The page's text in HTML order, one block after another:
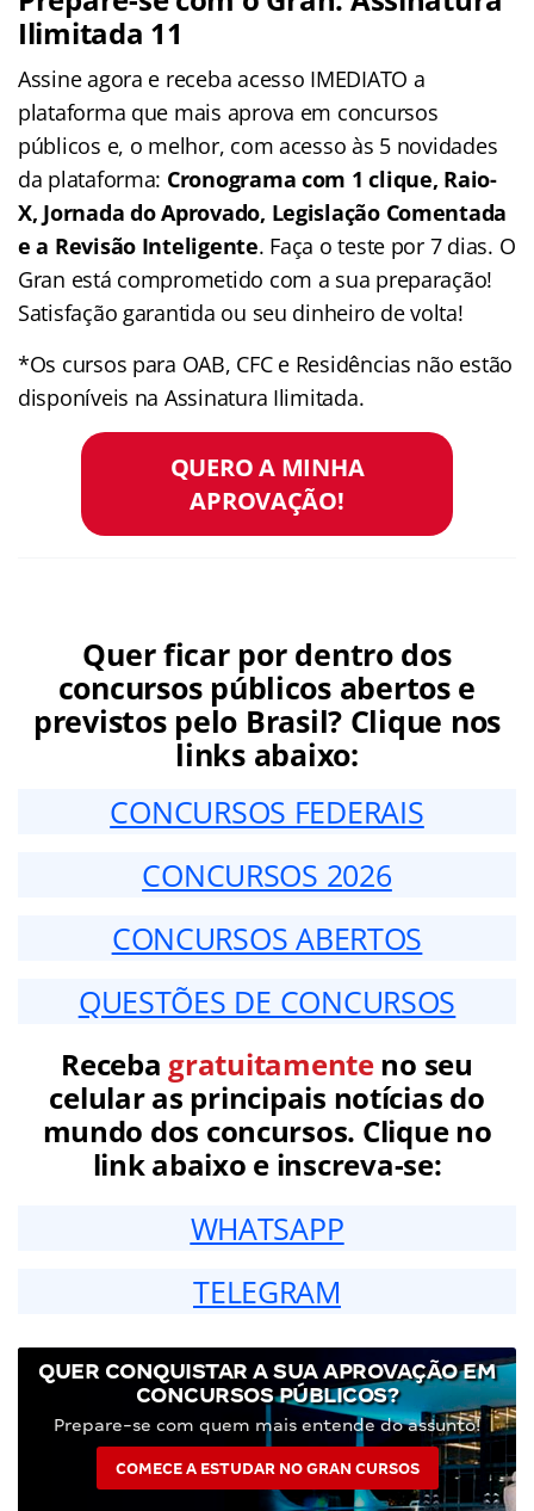
Ilimitada 11
Assine agora e receba acesso IMEDIATO a
plataforma que mais aprova em concursos
públicos e, o melhor, com acesso às 5 novidades
da plataforma: Cronograma com 1 clique, Raio-
X, Jornada do Aprovado, Legislação Comentada
e a Revisão Inteligente. Faça o teste por 7 dias. O
Gran está comprometido com a sua preparação!
Satisfação garantida ou seu dinheiro de volta!
*Os cursos para OAB, CFC e Residências não estão
disponíveis na Assinatura Ilimitada.
QUERO A MINHA
APROVAÇÃO!
Quer ficar por dentro dos
concursos públicos abertos e
previstos pelo Brasil? Clique nos
links abaixo:
CONCURSOS FEDERAIS
CONCURSOS 2026
CONCURSOS ABERTOS
QUESTÕES DE CONCURSOS
Receba gratuitamenteno seu
celular as principais notícias do
mundo dos concursos. Clique no
link abaixo e inscreva-se:
WHATSAPP
TELEGRAM
QUER CONQUISTAR A SUA APROVAÇÃO EM
CONCURSOS PÚBLICOS?
Prepare-se com quem mais entende do assunto!
COMECE A ESTUDAR NO GRAN CURSOS